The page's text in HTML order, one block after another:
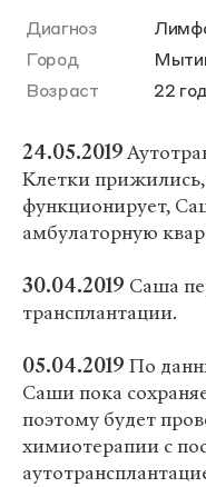
Диагноз
Город
Возраст
22
24.05.2019
Клетки
функционирует,
амбулаторную
30.04.2019 Саша
трансплантации.
05.04.2019 По
Саши пока
поэтому будет
химиотерапии с